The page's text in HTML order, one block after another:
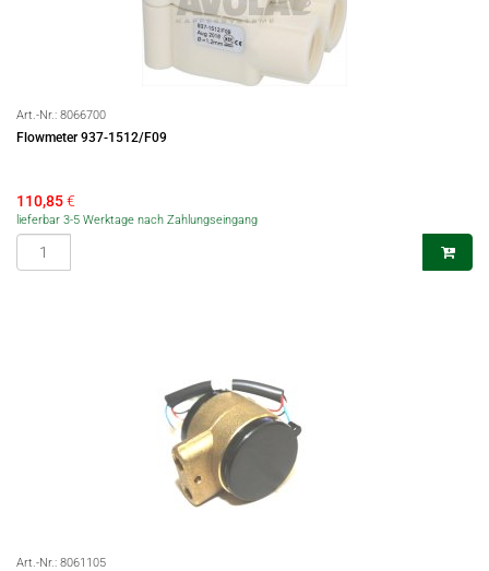
Art.-Nr.: 8066700
Flowmeter 937-1512/F09
110,85€
lieferbar 3-5 Werktage nach Zahlungseingang
Art.-Nr.: 8061105